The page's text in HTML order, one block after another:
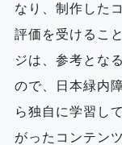
なり、制作した
評価を受けるこ
ジは、参考とな
ので、日本緑内
ら独自に学習し
がったコンテン